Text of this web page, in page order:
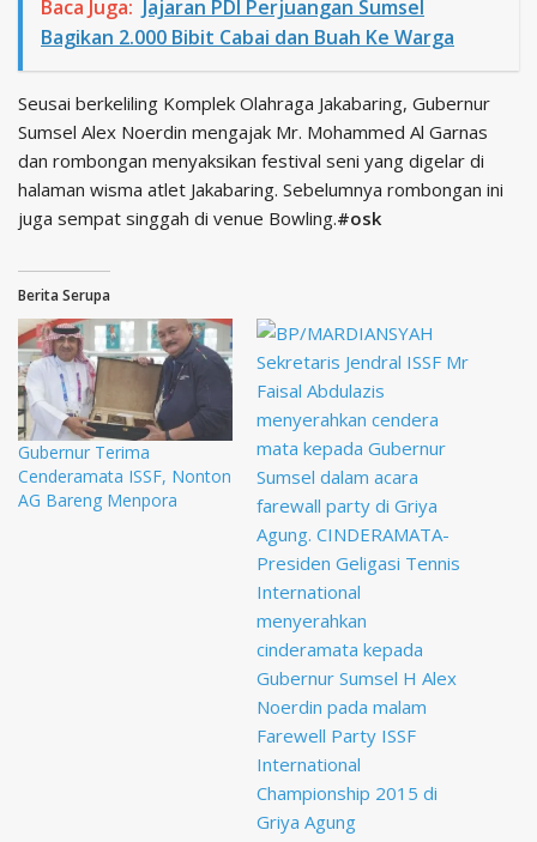
Baca Juga:
Jajaran PDI Perjuangan Sumsel
Bagikan 2.000 Bibit Cabai dan Buah Ke Warga
Seusai berkeliling Komplek Olahraga Jakabaring, Gubernur
Sumsel Alex Noerdin mengajak Mr. Mohammed Al Garnas
dan rombongan menyaksikan festival seni yang digelar di
halaman wisma atlet Jakabaring. Sebelumnya rombongan ini
juga sempat singgah di venue Bowling.#osk
Berita Serupa
Gubernur Terima
Cenderamata ISSF, Nonton
AG Bareng Menpora